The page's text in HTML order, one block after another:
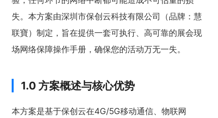
失。本方案由深圳市保创云科技有限公司（品牌：慧
联寶）制定，旨在提供一套可执行、高可靠的展会现
场网络保障操作手册，确保您的活动万无一失。
1.0 方案概述与核心优势
本方案是基于保创云在4G/5G移动通信、物联网